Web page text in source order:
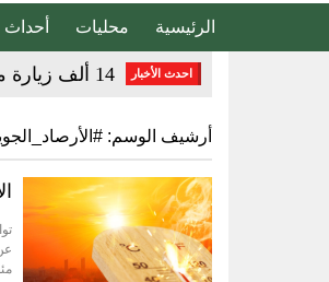
الرئيسية محليات أحداث
احدث الأخبار أمير
رسميا..
عقب تداول
حتى 5 مساء.. حرارة تلامس 50 مئوية وتنبيهات من موجة حارة على الأحساء والشرقية
سلاح طبيعي ضد
أرشيف الوسم: